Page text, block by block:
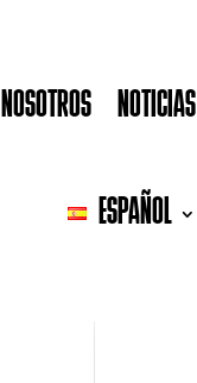
NOSOTROS NOTICIAS
ESPAÑOL